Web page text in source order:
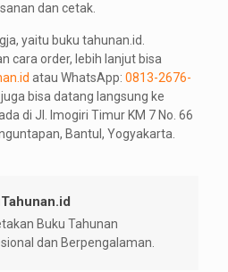
dan cetak.
yaitu buku tahunan.id.
cara order, lebih lanjut bisa
atau WhatsApp: 0813-2676-
bisa datang langsung ke
di Jl. Imogiri Timur KM 7 No. 66
Bantul, Yogyakarta.
Buku Tahunan
dan Berpengalaman.